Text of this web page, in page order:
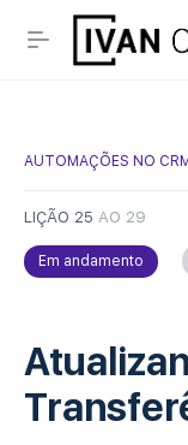
AUTOMAÇÕES NO CRM
LIÇÃO 25 AO 29
Em andamento